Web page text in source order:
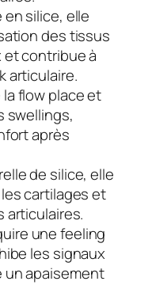
en silice, elle
des tissus
contribue à
articulaire.
la flow place et
swellings,
après
de silice, elle
cartilages et
articulaires.
une feeling
les signaux
apaisement